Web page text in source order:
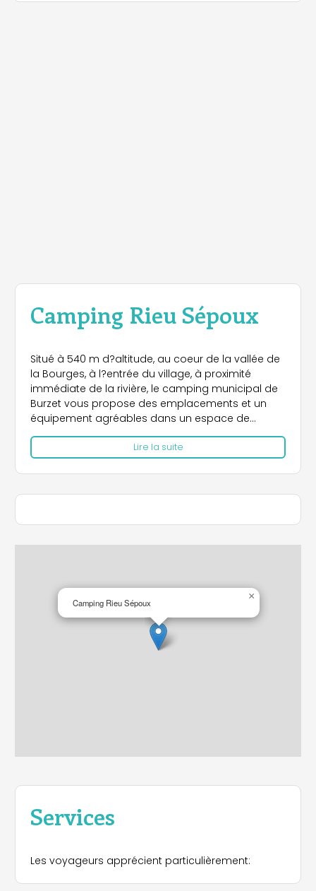
Camping Rieu Sépoux
Situé à 540 m d?altitude, au coeur de la vallée de
la Bourges, à l?entrée du village, à proximité
immédiate de la rivière, le camping municipal de
Burzet vous propose des emplacements et un
équipement agréables dans un espace de
verdure, à l?ombre des acacias.
Lire la suite
Camping Rieu Sépoux
×
Services
Les voyageurs apprécient particulièrement: